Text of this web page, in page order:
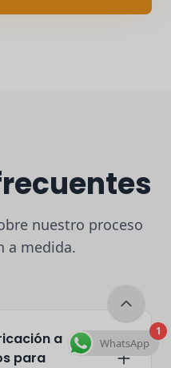
nuestro proceso
a medida.
a
para
1
WhatsApp